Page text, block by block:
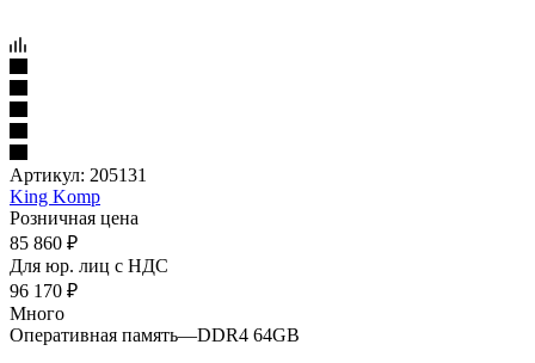
Артикул: 205131
King Komp
Розничная цена
85 860 ₽
Для юр. лиц c НДС
96 170 ₽
Много
Оперативная память—DDR4 64GB